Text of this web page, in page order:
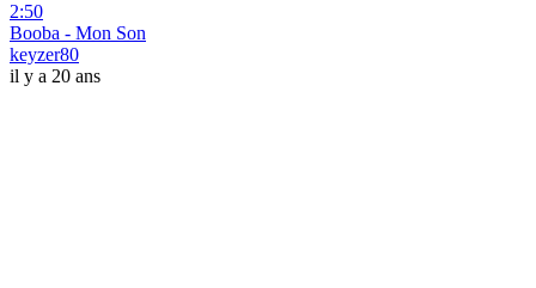
2:50
Booba - Mon Son
keyzer80
il y a 20 ans